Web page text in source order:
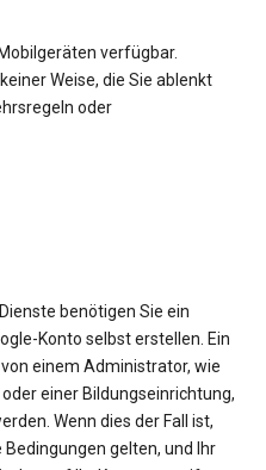
verfügbar.
Weise, die Sie ablenkt
oder
benötigen Sie ein
Konto selbst erstellen. Ein
einem Administrator, wie
einer Bildungseinrichtung,
Wenn dies der Fall ist,
gelten, und Ihr